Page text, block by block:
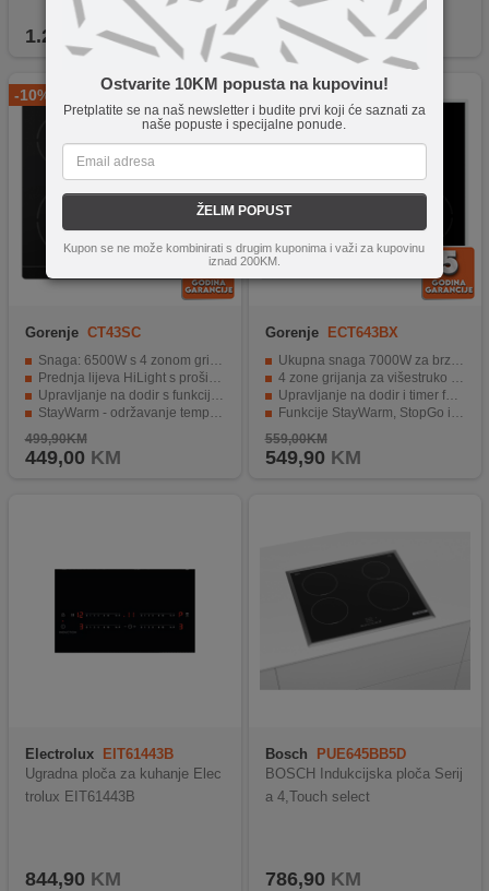
Ostvarite 10KM popusta na kupovinu!
Pretplatite se na naš newsletter i budite prvi koji će saznati za
naše popuste i specijalne ponude.
ŽELIM POPUST
Kupon se ne može kombinirati s drugim kuponima i važi za kupovinu
iznad 200KM.
1.239,90KM
Fazetirana ivica i crna boja.
349,90KM
319,90KM
-10%
Gorenje CT43SC
Snaga: 6500W s 4 zonom grijanja.
Prednja lijeva HiLight s proširenom zonom.
Upravljanje na dodir s funkcijom timera.
StayWarm - održavanje temperature.
Zaštita za djecu.
499,90KM
449,00 KM
-2% još 2 dana
Gorenje ECT643BX
Ukupna snaga 7000W za brzo kuhanje.
4 zone grijanja za višestruko kuhanje.
Upravljanje na dodir i timer funkcija.
Funkcije StayWarm, StopGo i FishZone.
Zaštita za djecu i signalizacija temperature.
559,00KM
549,90 KM
Electrolux
EIT61443B
Ugradna ploča za kuhanje Elec
trolux EIT61443B
844,90 KM
Bosch
PUE645BB5D
BOSCH Indukcijska ploča Serij
a 4,Touch select
786,90 KM